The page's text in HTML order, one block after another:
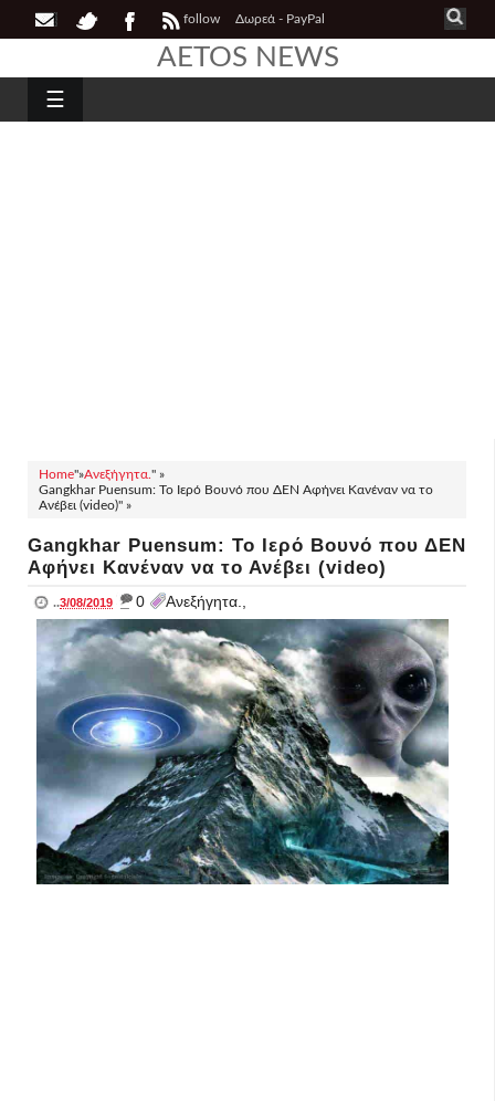
follow Δωρεά - PayPal
AETOS NEWS
☰
Home"»Ανεξήγητα. " »
Gangkhar Puensum: Το Ιερό Βουνό που ΔΕΝ Αφήνει Κανέναν να το
Ανέβει (video)" »
Gangkhar Puensum: Το Ιερό Βουνό που ΔΕΝ
Αφήνει Κανέναν να το Ανέβει (video)
..3/08/2019 _ 0 Ανεξήγητα.,